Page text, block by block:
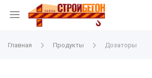
Главная Продукты Дозаторы